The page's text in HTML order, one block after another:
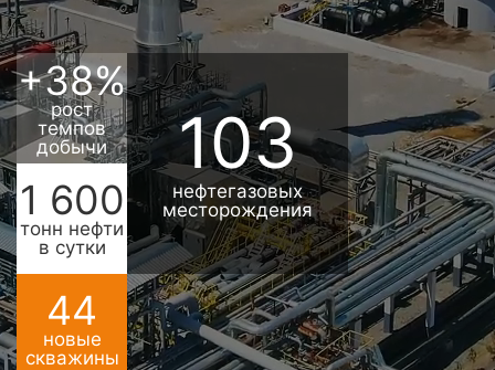
+38%
рост
темпов
добычи
1 600
тонн нефти
в сутки
44
новые
скважины
103
нефтегазовых
месторождения